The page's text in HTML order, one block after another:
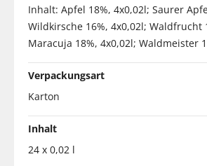
Inhalt: Apfel 18%, 4x0,02l; Saurer
Wildkirsche 16%, 4x0,02l; Waldfrucht
Maracuja 18%, 4x0,02l; Waldmeister
Verpackungsart
Karton
Inhalt
24 x 0,02 l